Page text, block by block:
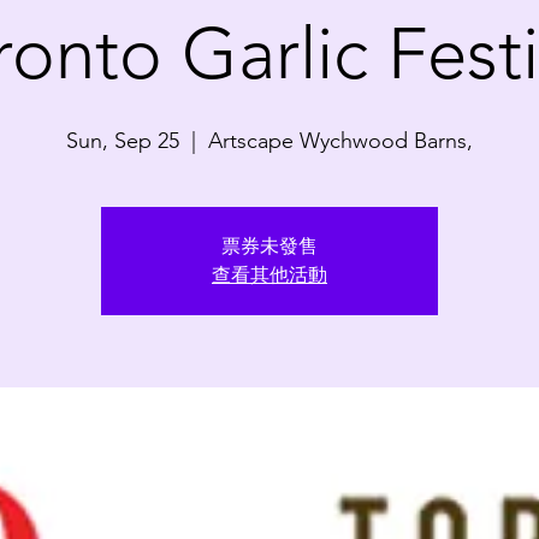
Garlic
Sun, Sep 25 Artscape Wychwood Barns,
票券未發售
查看其他活動